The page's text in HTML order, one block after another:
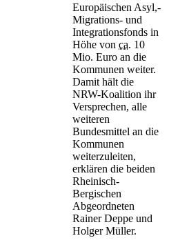
Europäischen Asyl,-
Migrations- und
Integrationsfonds in
Höhe von ca. 10
Mio. Euro an die
Kommunen weiter.
Damit hält die
NRW-Koalition ihr
Versprechen, alle
weiteren
Bundesmittel an die
Kommunen
weiterzuleiten,
erklären die beiden
Rheinisch-
Bergischen
Abgeordneten
Rainer Deppe und
Holger Müller.